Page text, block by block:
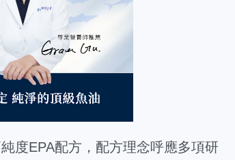
度EPA配方，配方理念呼應多項研